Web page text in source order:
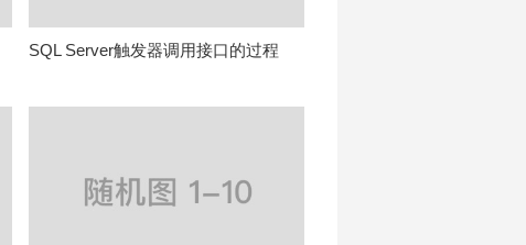
SQL Server触发器调用接口的过程